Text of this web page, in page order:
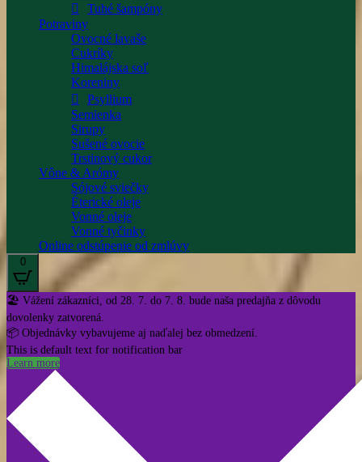
Tuhé šampóny
Potraviny
Ovocné lavaše
Cukríky
Himalájska soľ
Koreniny
Psyllium
Semienka
Sirupy
Sušené ovocie
Trstinový cukor
Vône & Arómy
Sójové sviečky
Éterické oleje
Vonné oleje
Vonné tyčinky
Online odstúpenie od zmlúvy
0
🏖️ Vážení zákazníci, od 28. 7. do 7. 8. bude naša predajňa z dôvodu
dovolenky zatvorená.
📦 Objednávky vybavujeme aj naďalej bez obmedzení.
This is default text for notification bar
Learn more